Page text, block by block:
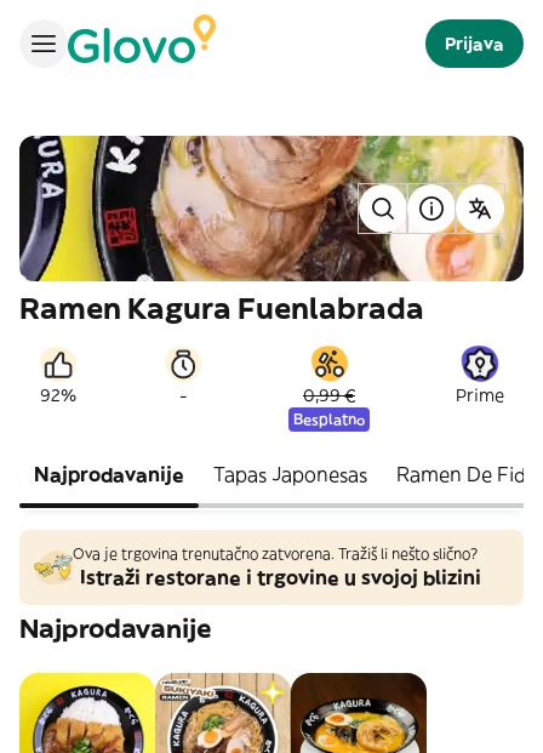
Prijava
Ramen Kagura Fuenlabrada
92% - 0,99 €
Besplatno
Prime
Najprodavanije Tapas Japonesas Ramen De
Ova je trgovina trenutačno zatvorena. Tražiš li nešto slično?
Istraži restorane i trgovine u svojoj blizini
Najprodavanije